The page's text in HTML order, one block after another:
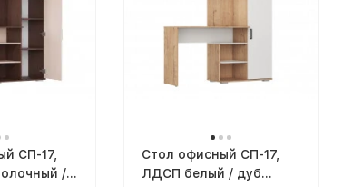
СП-17,
/
Cтол офисный СП-17,
ЛДСП белый / дуб